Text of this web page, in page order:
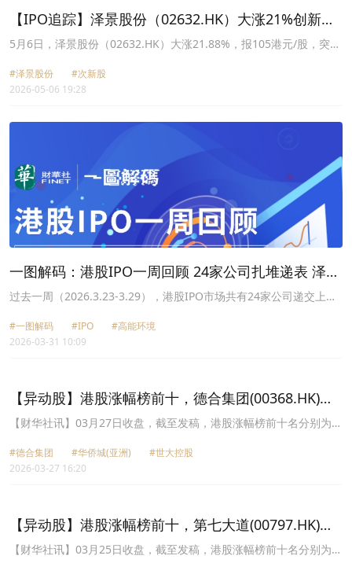
【IPO追踪】泽景股份（02632.HK）大涨21%创新
高，仍难掩基本面隐忧
5月6日，泽景股份（02632.HK）大涨21.88%，报105港元/股，突破
#泽景股份
#次新股
2026-05-06 19:28
一图解码：港股IPO一周回顾 24家公司扎堆递表 泽景
股份首挂跌近37%
过去一周（2026.3.23-3.29），港股IPO市场共有24家公司递交上市
#一图解码 #IPO
#高能环境
2026-03-31 10:09
【异动股】港股涨幅榜前十，德合集团(00368.HK)涨
64.21%，华侨城(亚洲)(03366.HK)涨48.58%
【财华社讯】03月27日收盘，截至发稿，港股涨幅榜前十名分别为德
48.58%、世大控股(08003.HK)涨幅38.39%、交大慧谷(08205.HK)涨
幅33.33%、智城发展控股(08268.HK)涨幅28.81%、大昌微线集团
23.08%、渖阳公用发展股份(00747.HK)涨幅23.08%。
#德合集团 #华侨城(亚洲)
#世大控股
2026-03-27 16:20
【异动股】港股涨幅榜前十，第七大道(00797.HK)涨
66.67%，泽景股份(02632.HK)涨62.70%
【财华社讯】03月25日收盘，截至发稿，港股涨幅榜前十名分别为第